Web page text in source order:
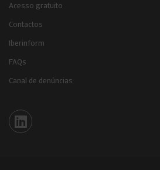
Acesso gratuito
Contactos
Iberinform
FAQs
Canal de denúncias
Iberinform en Linkedin